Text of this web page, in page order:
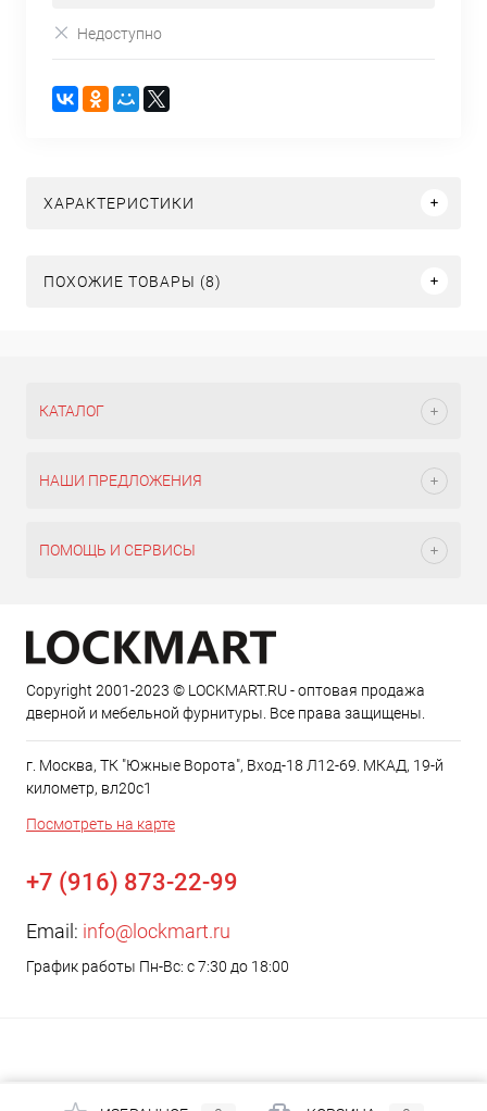
Недоступно
ХАРАКТЕРИСТИКИ
ПОХОЖИЕ ТОВАРЫ (8)
КАТАЛОГ
НАШИ ПРЕДЛОЖЕНИЯ
ПОМОЩЬ И СЕРВИСЫ
Copyright 2001-2023 © LOCKMART.RU - оптовая продажа
дверной и мебельной фурнитуры. Все права защищены.
г. Москва, ТК "Южные Ворота", Вход-18 Л12-69. МКАД, 19-й
километр, вл20с1
Посмотреть на карте
+7 (916) 873-22-99
Email: info@lockmart.ru
График работы Пн-Вс: с 7:30 до 18:00